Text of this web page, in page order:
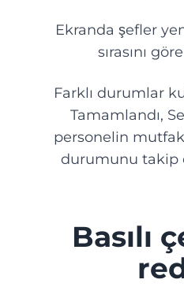
Lastik montajı
Araba yıkama
Hastane
Veteriner kliniği
Ekranda şefler
sırasını
Farklı durumlar
Tamamlandı,
personelin
durumunu takip
Basılı